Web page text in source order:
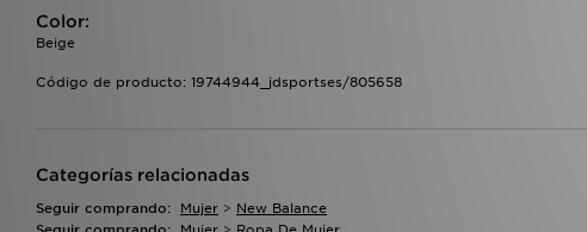
Color:
Beige
Código de producto: 19744944_jdsportses/805658
Categorías relacionadas
Seguir comprando: Mujer > New Balance